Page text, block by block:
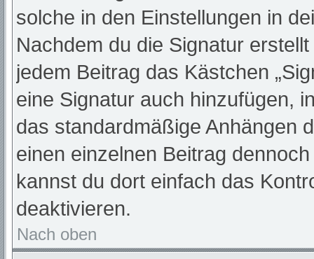
solche in den Einstellungen in
Nachdem du die Signatur
jedem Beitrag das Kästchen
eine Signatur auch hinzufügen,
das standardmäßige Anhängen
einen einzelnen Beitrag
kannst du dort einfach das
deaktivieren.
Nach oben